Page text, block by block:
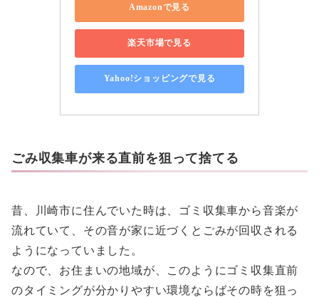
Amazonで見る
楽天市場で見る
Yahoo!ショッピングで見る
ごみ収集車が来る直前を狙って捨てる
昔、川崎市に住んでいた時は、ゴミ収集車から音楽が
流れていて、その音が家に近づくとごみが回収される
ようになっていました。
なので、お住まいの地域が、このようにゴミ収集直前
のタイミングが分かりやすい環境ならばその時を狙っ